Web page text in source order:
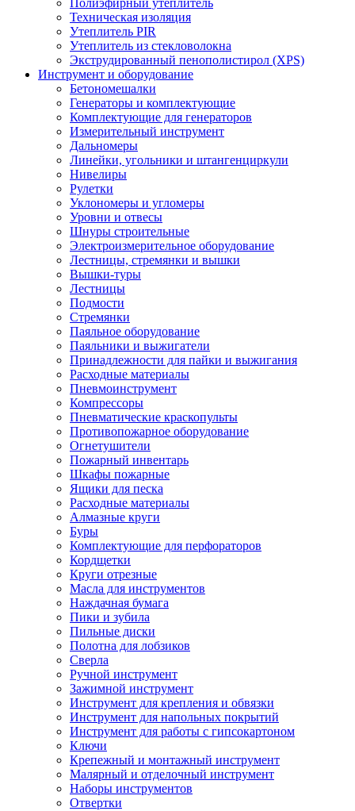
Техническая изоляция
Утеплитель PIR
Утеплитель из стекловолокна
Экструдированный пенополистирол (XPS)
Инструмент и оборудование
Бетономешалки
Генераторы и комплектующие
Комплектующие для генераторов
Измерительный инструмент
Дальномеры
Линейки, угольники и штангенциркули
Нивелиры
Рулетки
Уклономеры и угломеры
Уровни и отвесы
Шнуры строительные
Электроизмерительное оборудование
Лестницы, стремянки и вышки
Вышки-туры
Лестницы
Подмости
Стремянки
Паяльное оборудование
Паяльники и выжигатели
Принадлежности для пайки и выжигания
Расходные материалы
Пневмоинструмент
Компрессоры
Пневматические краскопульты
Противопожарное оборудование
Огнетушители
Пожарный инвентарь
Шкафы пожарные
Ящики для песка
Расходные материалы
Алмазные круги
Буры
Комплектующие для перфораторов
Кордщетки
Круги отрезные
Масла для инструментов
Наждачная бумага
Пики и зубила
Пильные диски
Полотна для лобзиков
Сверла
Ручной инструмент
Зажимной инструмент
Инструмент для крепления и обвязки
Инструмент для напольных покрытий
Инструмент для работы с гипсокартоном
Ключи
Крепежный и монтажный инструмент
Малярный и отделочный инструмент
Наборы инструментов
Отвертки